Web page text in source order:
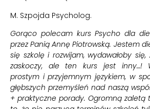
M. Szpojda Psycholog.
Gorąco polecam kurs Psycho dla
przez Panią Annę Piotrowską. Jestem
się szkolę i rozwijam, wydawałoby
zaskoczy, ale ten kurs jest inny…!
prostym i przyjemnym językiem, w
głębszych przemyśleń nad naszą
+ praktyczne porady. Ogromną zaletą